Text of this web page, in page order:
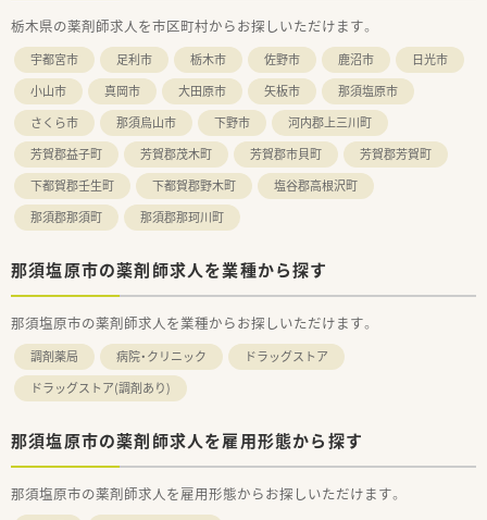
■車通勤が可能で駐車場も完備されているため、近隣エリアから
だけでなく少し離れた場所からでもストレスなく通勤いただけ
ます。
【想定される業務内容】
■管理薬剤師として調剤や監査、服薬指導の実務を担うだけでな
く、店舗の医薬品在庫管理やスタッフのマネジメントも担当しま
す。
■整形外科応需が中心となるため、湿布や塗り薬などの外用薬か
ら鎮痛剤まで、専門性の高い服薬指導や薬歴管理を実践いただき
ます。
できるような動線確保や、接遇面の向上などの運営業務に携わり
ます。
栃木県の薬剤師求人を市区町村からお探しいただけます。
宇都宮市 足利市 栃木市 佐野市 鹿沼市
日光市
小山市
真岡市 大田原市 矢板市
那須塩原市
さくら市
那須烏山市 下野市
河内郡上三川町
芳賀郡益子町
芳賀郡茂木町 芳賀郡市貝町
芳賀郡芳賀町
下都賀郡壬生町
下都賀郡野木町
塩谷郡高根沢町
那須郡那須町
那須郡那珂川町
那須塩原市の薬剤師求人を業種から探す
那須塩原市の薬剤師求人を業種からお探しいただけます。
調剤薬局 病院・クリニック
ドラッグストア
ドラッグストア(調剤あり)
那須塩原市の薬剤師求人を雇用形態から探す
那須塩原市の薬剤師求人を雇用形態からお探しいただけます。